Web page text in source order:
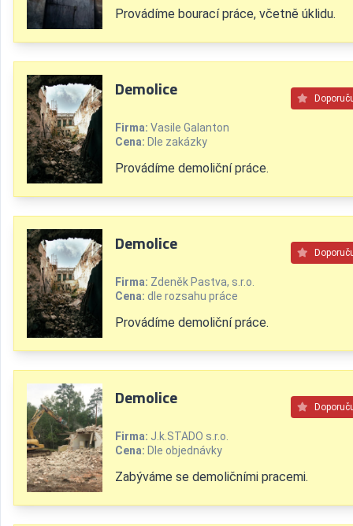
Provádíme bourací práce, včetně úklidu.
Demolice
Firma: Vasile Galanton
Cena: Dle zakázky
Provádíme demoliční práce.
Demolice
Firma: Zdeněk Pastva, s.r.o.
Cena: dle rozsahu práce
Provádíme demoliční práce.
Demolice
Firma: J.k.STADO s.r.o.
Cena: Dle objednávky
Zabýváme se demoličními pracemi.